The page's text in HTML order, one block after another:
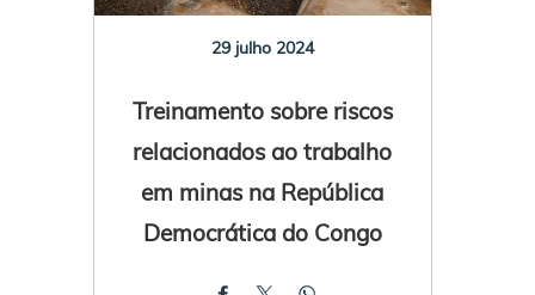
29 julho 2024
Treinamento sobre riscos
relacionados ao trabalho
em minas na República
Democrática do Congo